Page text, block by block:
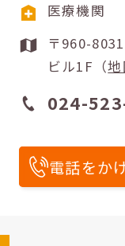
医療機関
〒960-8031 福島県福島市栄町1-28 松ヶ丘
ビル1F（地
024-
電話をか